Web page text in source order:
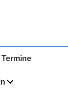
Termine